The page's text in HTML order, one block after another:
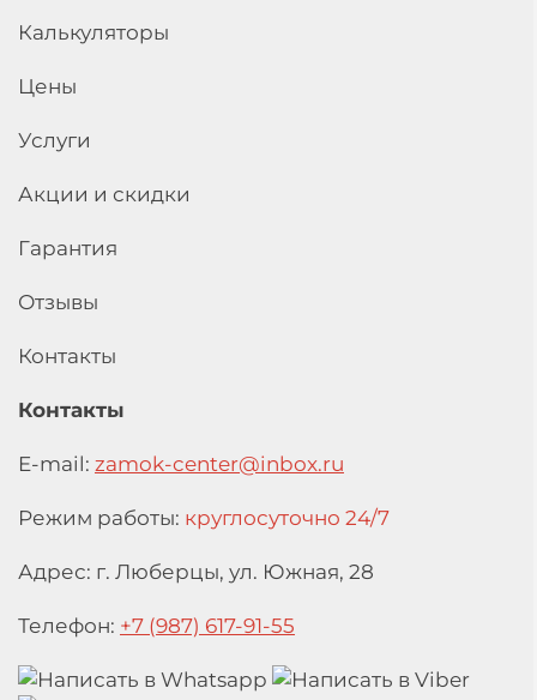
Калькуляторы
Цены
Услуги
Акции и скидки
Гарантия
Отзывы
Контакты
Контакты
E-mail: zamok-center@inbox.ru
Режим работы: круглосуточно 24/7
Адрес: г. Люберцы, ул. Южная, 28
Телефон: +7 (987) 617-91-55